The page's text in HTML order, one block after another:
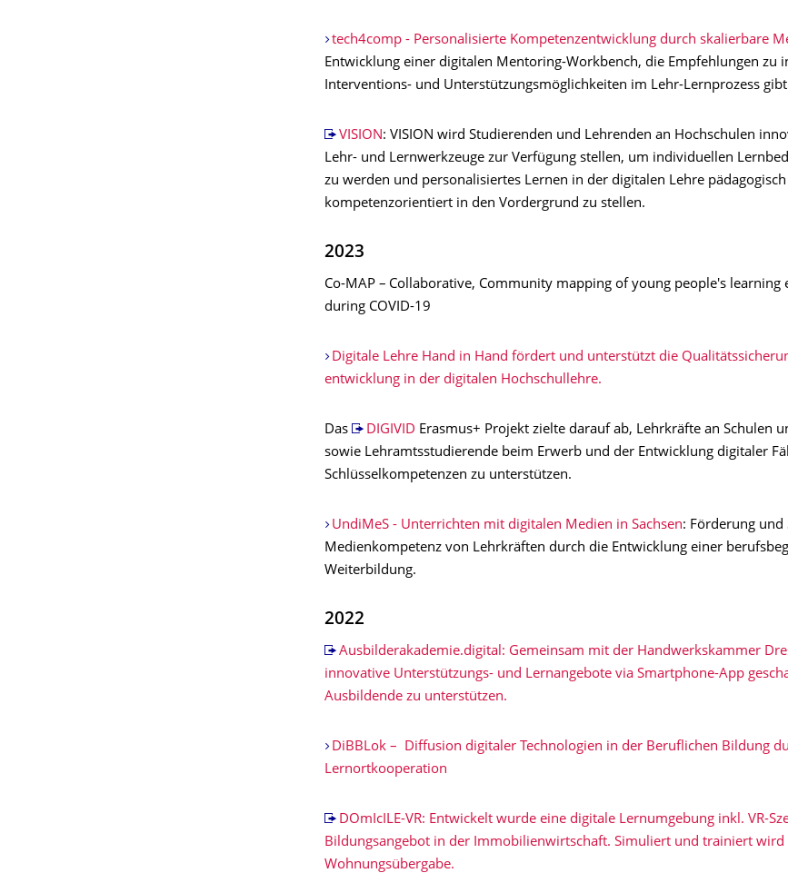
tech4comp - Personalisierte Kompetenzentwicklung durch skalierbare
Entwicklung einer digitalen Mentoring-Workbench, die Empfehlungen zu
Interventions- und Unterstützungsmöglichkeiten im Lehr-Lernprozess
VISION: VISION wird Studierenden und Lehrenden an Hochschulen
Lehr- und Lernwerkzeuge zur Verfügung stellen, um individuellen
zu werden und personalisiertes Lernen in der digitalen Lehre
kompetenzorientiert in den Vordergrund zu stellen.
2023
Co-MAP – Collaborative, Community mapping of young people's learning
during COVID-19
Digitale Lehre Hand in Hand fördert und unterstützt die
entwicklung in der digitalen Hochschullehre.
Das DIGIVID Erasmus+ Projekt zielte darauf ab, Lehrkräfte an Schulen
sowie Lehramtsstudierende beim Erwerb und der Entwicklung digitaler
Schlüsselkompetenzen zu unterstützen.
UndiMeS - Unterrichten mit digitalen Medien in Sachsen: Förderung und
Medienkompetenz von Lehrkräften durch die Entwicklung einer
Weiterbildung.
2022
Ausbilderakademie.digital: Gemeinsam mit der Handwerkskammer
innovative Unterstützungs- und Lernangebote via Smartphone-App
Ausbildende zu unterstützen.
DiBBLok – Diffusion digitaler Technologien in der Beruflichen Bildung
Lernortkooperation
DOmIcILE-VR: Entwickelt wurde eine digitale Lernumgebung inkl. VR-
Bildungsangebot in der Immobilienwirtschaft. Simuliert und trainiert wird
Wohnungsübergabe.